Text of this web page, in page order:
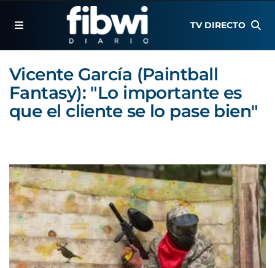
TV DIRECTO
Vicente García (Paintball
Fantasy): "Lo importante es
que el cliente se lo pase bien"